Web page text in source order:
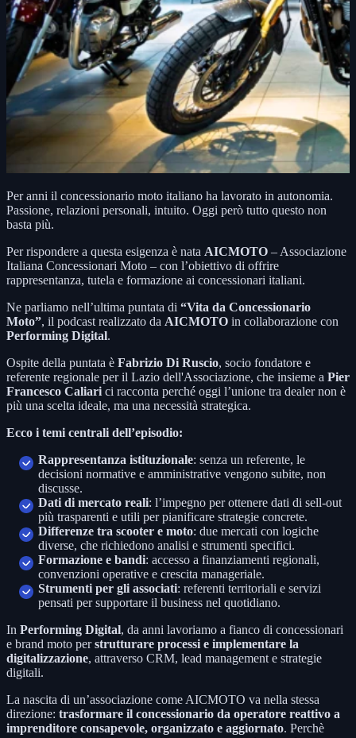
Per anni il concessionario moto italiano ha lavorato in autonomia.
Passione, relazioni personali, intuito. Oggi però tutto questo non
basta più.
Per rispondere a questa esigenza è nata AICMOTO – Associazione
Italiana Concessionari Moto – con l’obiettivo di offrire
rappresentanza, tutela e formazione ai concessionari italiani.
Ne parliamo nell’ultima puntata di “Vita da Concessionario
Moto”, il podcast realizzato da AICMOTO in collaborazione con
Performing Digital.
Ospite della puntata è Fabrizio Di Ruscio, socio fondatore e
referente regionale per il Lazio dell'Associazione, che insieme a Pier
Francesco Caliari ci racconta perché oggi l’unione tra dealer non è
più una scelta ideale, ma una necessità strategica.
Ecco i temi centrali dell’episodio:
Rappresentanza istituzionale: senza un referente, le
decisioni normative e amministrative vengono subite, non
discusse.
Dati di mercato reali: l’impegno per ottenere dati di sell-out
più trasparenti e utili per pianificare strategie concrete.
Differenze tra scooter e moto: due mercati con logiche
diverse, che richiedono analisi e strumenti specifici.
Formazione e bandi: accesso a finanziamenti regionali,
convenzioni operative e crescita manageriale.
Strumenti per gli associati: referenti territoriali e servizi
pensati per supportare il business nel quotidiano.
In Performing Digital, da anni lavoriamo a fianco di concessionari
e brand moto perstrutturare processi e implementare la
digitalizzazione, attraverso CRM, lead management e strategie
digitali.
La nascita di un’associazione come AICMOTO va nella stessa
direzione: trasformare il concessionario da operatore reattivo a
imprenditore consapevole, organizzato e aggiornato. Perchè